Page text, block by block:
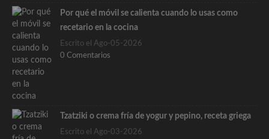
Por qué el móvil se calienta cuando lo usas como
recetario en la cocina
Escrito el Ago-05-2026
0 Comentarios
Tzatziki o crema fría de yogur y pepino, receta griega
Escrito el Ago-03-2026